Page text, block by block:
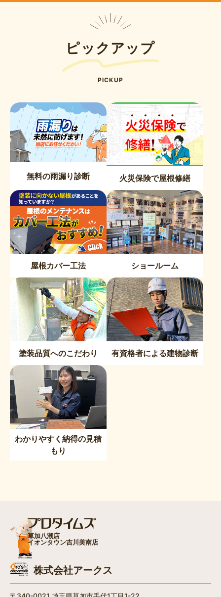
ピックアップ
PICKUP
無料の雨漏り診断 火災保険で屋根修繕
屋根カバー工法 ショールーム
塗装品質へのこだわり 有資格者による建物診断
わかりやすく納得の見積
もり
草加八潮店
イオンタウン吉川美南店
株式会社アークス